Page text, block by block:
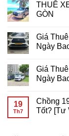
Gaming
Di
Động
ĐEN
GIÁ
RẺ
GÒN
16
CHỖ
ĐI
GIÁ
RẺ
TẠI
bình
luận
ở
7
CHỖ
ĐI
GIÁ
RẺ
TẠI
THUÊ
GÒN
bình
luận
ở
7
CHỖ
ĐI
GIÁ
RẺ
TẠI
Giá
Ngày
bình
luận
ở
Xe
7
Chỗ
Giá
Ngày
bình
luận
ở
19
Th7
Chồng
Tốt? [Tư